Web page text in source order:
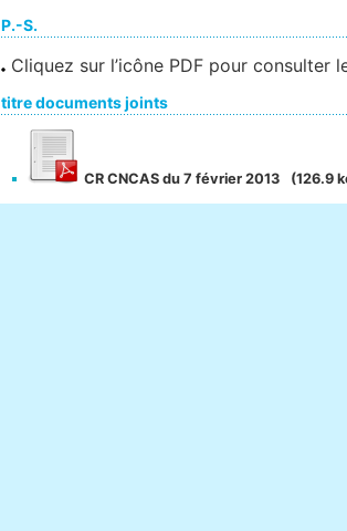
P.-S.
Cliquez sur l’icône PDF pour consulter
titre documents joints
CR CNCAS du 7 février 2013 (126.9